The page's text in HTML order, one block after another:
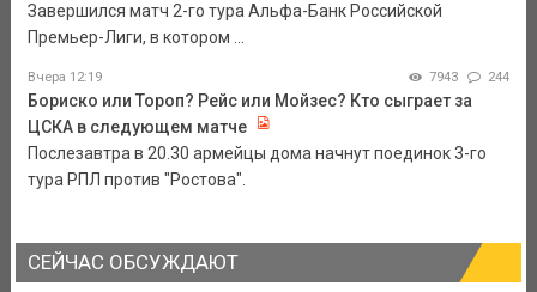
Завершился матч 2-го тура Альфа-Банк Российской
Премьер-Лиги, в котором ...
Вчера 12:19 7943 244
Бориско или Тороп? Рейс или Мойзес? Кто сыграет за
ЦСКА в следующем матче
Послезавтра в 20.30 армейцы дома начнут поединок 3-го
тура РПЛ против "Ростова".
СЕЙЧАС ОБСУЖДАЮТ